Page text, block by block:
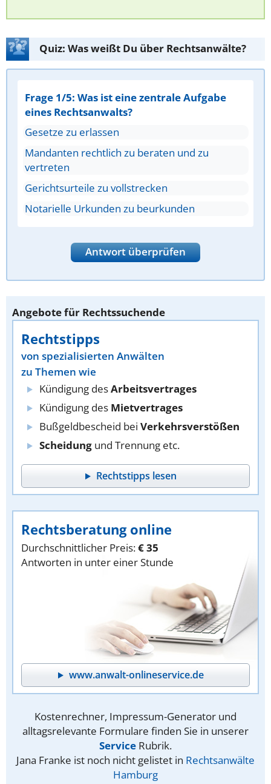
Quiz: Was weißt Du über Rechtsanwälte?
Frage 1/5: Was ist eine zentrale Aufgabe
eines Rechtsanwalts?
Gesetze zu erlassen
Mandanten rechtlich zu beraten und zu
vertreten
Gerichtsurteile zu vollstrecken
Notarielle Urkunden zu beurkunden
Antwort überprüfen
Angebote für Rechtssuchende
Rechtstipps
von spezialisierten Anwälten
zu Themen wie
Kündigung desArbeitsvertrages
Kündigung des Mietvertrages
Bußgeldbescheid bei Verkehrsverstößen
Scheidung und Trennung etc.
Rechtstipps lesen
Rechtsberatung online
Durchschnittlicher Preis:€ 35
Antworten in unter einer Stunde
www.anwalt-onlineservice.de
Kostenrechner, Impressum-Generator und
alltagsrelevante Formulare finden Sie in unserer
Service Rubrik.
Jana Franke ist noch nicht gelistet in Rechtsanwälte
Hamburg